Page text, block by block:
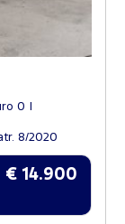
0
8/2020
€ 14.900